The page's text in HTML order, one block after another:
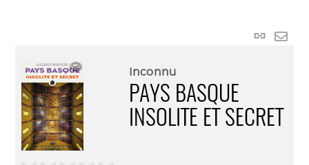
Lien
Inconnu
PAYS BASQUE
INSOLITE ET SECRET